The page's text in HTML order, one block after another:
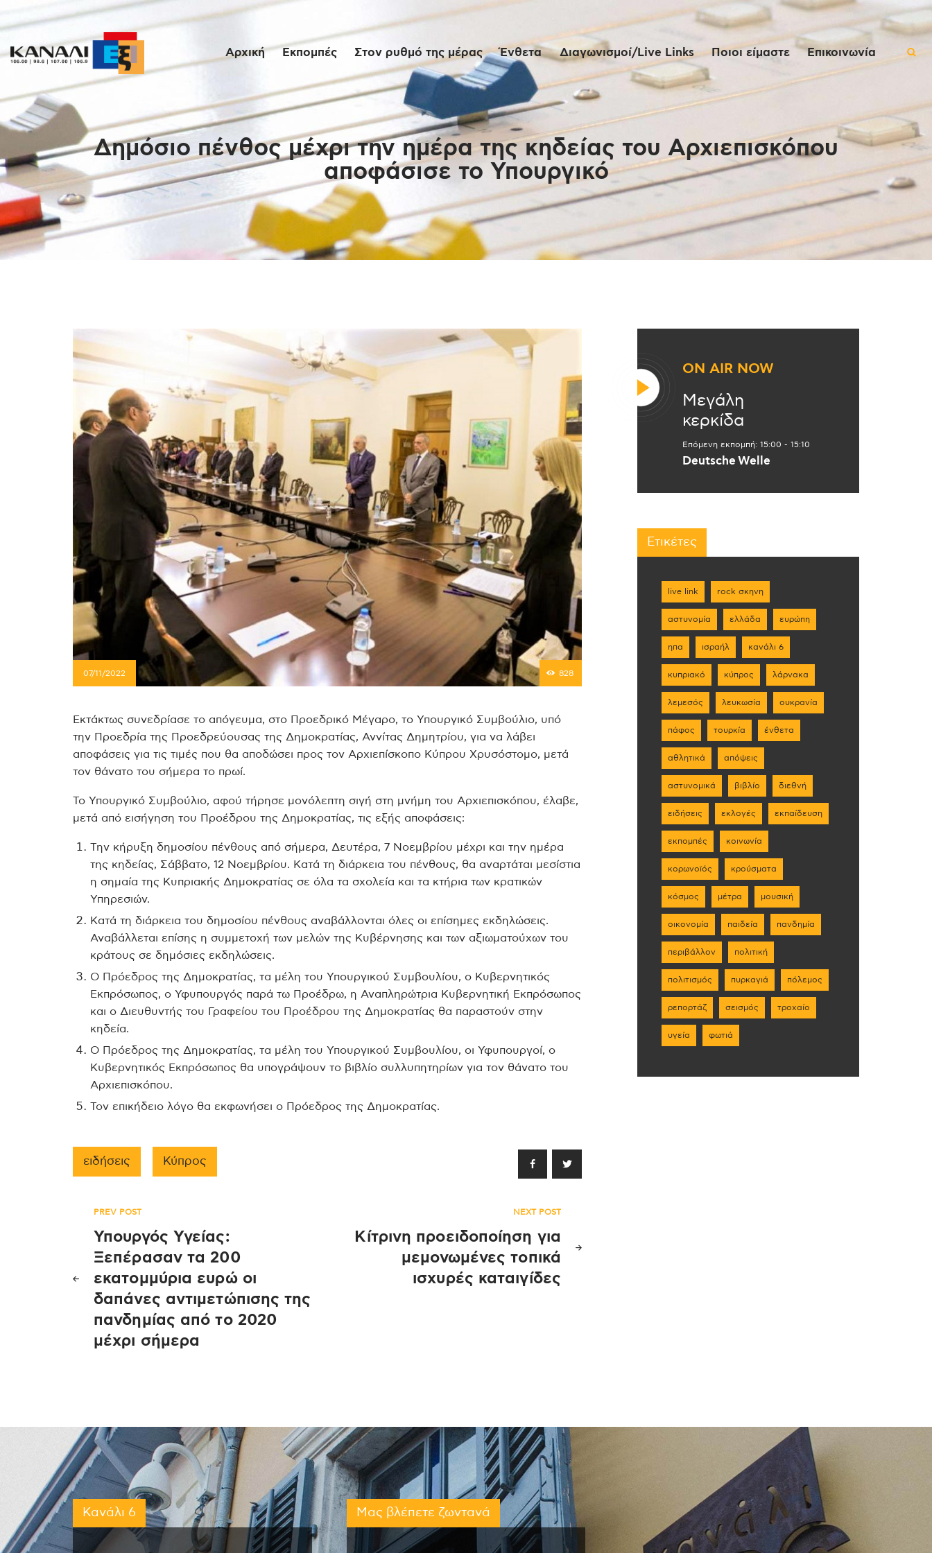
Αρχική Εκπομπές Στον ρυθμό της μέρας Ένθετα Διαγωνισμοί/Live Links Ποιοι είμαστε Επικοινωνία
Δημόσιο πένθος μέχρι την ημέρα της κηδείας του Αρχιεπισκόπου
αποφάσισε το Υπουργικό
Αρχική
Εκπομπές
Στον ρυθμό της
μέρας
Ένθετα
Διαγωνισμοί/Live
Links
Επικοινωνία
07/11/2022 828
Εκτάκτως συνεδρίασε το απόγευμα, στο Προεδρικό Μέγαρο, το Υπουργικό Συμβούλιο, υπό
την Προεδρία της Προεδρεύουσας της Δημοκρατίας, Αννίτας Δημητρίου, για να λάβει
αποφάσεις για τις τιμές που θα αποδώσει προς τον Αρχιεπίσκοπο Κύπρου Χρυσόστομο, μετά
τον θάνατο του σήμερα το πρωί.
Το Υπουργικό Συμβούλιο, αφού τήρησε μονόλεπτη σιγή στη μνήμη του Αρχιεπισκόπου, έλαβε,
μετά από εισήγηση του Προέδρου της Δημοκρατίας, τις εξής αποφάσεις:
Την κήρυξη δημοσίου πένθους από σήμερα, Δευτέρα, 7 Νοεμβρίου μέχρι και την ημέρα
της κηδείας, Σάββατο, 12 Νοεμβρίου. Κατά τη διάρκεια του πένθους, θα αναρτάται μεσίστια
η σημαία της Κυπριακής Δημοκρατίας σε όλα τα σχολεία και τα κτήρια των κρατικών
Υπηρεσιών.
Κατά τη διάρκεια του δημοσίου πένθους αναβάλλονται όλες οι επίσημες εκδηλώσεις.
Αναβάλλεται επίσης η συμμετοχή των μελών της Κυβέρνησης και των αξιωματούχων του
κράτους σε δημόσιες εκδηλώσεις.
Ο Πρόεδρος της Δημοκρατίας, τα μέλη του Υπουργικού Συμβουλίου, ο Κυβερνητικός
Εκπρόσωπος, ο Υφυπουργός παρά τω Προέδρω, η Αναπληρώτρια Κυβερνητική Εκπρόσωπος
και ο Διευθυντής του Γραφείου του Προέδρου της Δημοκρατίας θα παραστούν στην
κηδεία.
Ο Πρόεδρος της Δημοκρατίας, τα μέλη του Υπουργικού Συμβουλίου, οι Υφυπουργοί, ο
Κυβερνητικός Εκπρόσωπος θα υπογράψουν το βιβλίο συλλυπητηρίων για τον θάνατο του
Αρχιεπισκόπου.
Τον επικήδειο λόγο θα εκφωνήσει ο Πρόεδρος της Δημοκρατίας.
ειδήσεις Κύπρος
Πλοήγηση
άρθρων
PREV POST
Υπουργός Υγείας:
Ξεπέρασαν τα 200
εκατομμύρια ευρώ οι
δαπάνες αντιμετώπισης της
πανδημίας από το 2020
μέχρι σήμερα
NEXT POST
Κίτρινη προειδοποίηση για
μεμονωμένες τοπικά
ισχυρές καταιγίδες
ON AIR NOW
Μεγάλη
κερκίδα
Επόμενη εκπομπή: 15:00 - 15:10
Deutsche Welle
Ετικέτες
live link rock σκηνη
αστυνομία ελλάδα ευρώπη
ηπα ισραήλ κανάλι 6
κυπριακό κύπρος λάρνακα
λεμεσός λευκωσία ουκρανία
πάφος τουρκία ένθετα
αθλητικά απόψεις
αστυνομικά βιβλίο διεθνή
ειδήσεις εκλογές εκπαίδευση
εκπομπές κοινωνία
κορωνοϊός κρούσματα
κόσμος μέτρα μουσική
οικονομία παιδεία πανδημία
περιβάλλον πολιτική
πολιτισμός πυρκαγιά πόλεμος
ρεπορτάζ σεισμός τροχαίο
υγεία φωτιά
Κανάλι 6 Μας βλέπετε ζωντανά